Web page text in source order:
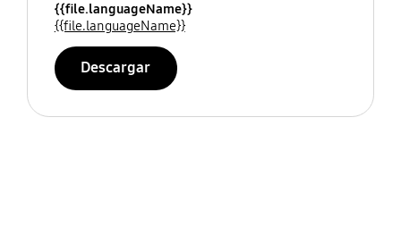
{{file.languageName}}
{{file.languageName}}
Descargar